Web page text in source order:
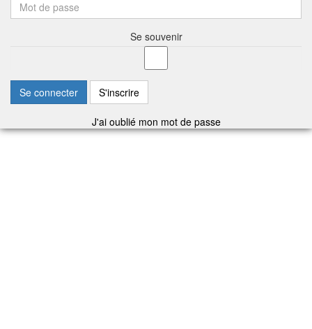
Se souvenir
Se connecter S'inscrire
J'ai oublié mon mot de passe